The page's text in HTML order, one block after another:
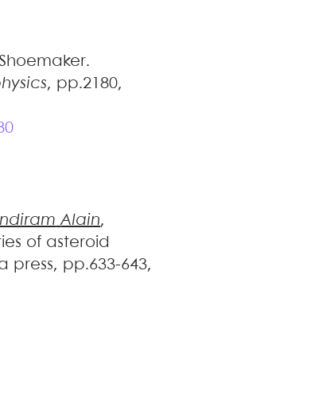
Shoemaker.
, pp.2180,
Alain,
of asteroid
press, pp.633-643,